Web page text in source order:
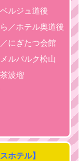
ルジュ道後
／ホテル奥道後
にぎたつ会館
ルパルク松山
波瑠
ホテル】